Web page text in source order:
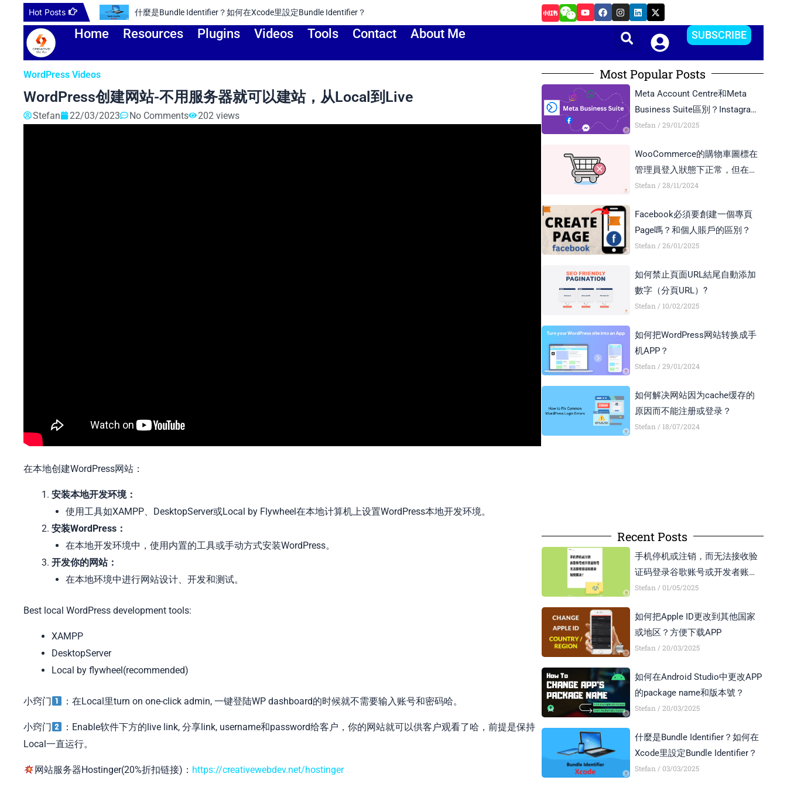
content
Hot Posts 如何驗證網站的所有權？（Google Developer Account） 發佈應用程式APP，如何設計專業
Y
o
u
e
F
a
c
o
k
I
n
s
t
a
r
a
m
L
i
n
i
X
-
t
w
i
t
t
e
r
Home Resources Plugins Videos Tools Contact About Me SUBSCRIBE
WordPress Videos
WordPress创建网站-不用服务器就可以建站，从Local到Live
Stefan 22/03/2023 No Comments 202 views
在本地创建WordPress网站：
安装本地开发环境：
使用工具如XAMPP、DesktopServer或Local by Flywheel在本地计算机上设置WordPress本地开发环境。
安装WordPress：
在本地开发环境中，使用内置的工具或手动方式安装WordPress。
开发你的网站：
在本地环境中进行网站设计、开发和测试。
Best local WordPress development tools:
XAMPP
DesktopServer
Local by flywheel(recommended)
小窍门 ：在Local里turn on one-click admin, 一键登陆WP dashboard的时候就不需要输入账号和密码哈。
小窍门
：Enable软件下方的live link, 分享link, username和password给客户，你的网站就可以供客户观看了哈，前提是保持
Local一直运行。
网站服务器Hostinger(20%折扣链接)： https://creativewebdev.net/hostinger
Most Popular Posts
Meta Account Centre和Meta
Business Suite區別？Instagram
Business Account和Creator
Stefan 29/01/2025
WooCommerce的購物車圖標在
管理員登入狀態下正常，但在訪
客模式下顯示異常，如何解決？
Stefan 28/11/2024
Facebook必須要創建一個專頁
Page嗎？和個人賬戶的區別？
Stefan 26/01/2025
如何禁止頁面URL結尾自動添加
數字（分頁URL）?
Stefan 10/02/2025
如何把WordPress网站转换成手
机APP？
Stefan 29/01/2024
如何解决网站因为cache缓存的
原因而不能注册或登录？
Stefan 18/07/2024
Recent Posts
手机停机或注销，而无法接收验
证码登录谷歌账号或开发者账号
怎么办？
Stefan 01/05/2025
如何把Apple ID更改到其他国家
或地区？方便下载APP
Stefan 20/03/2025
如何在Android Studio中更改APP
的package name和版本號？
Stefan 20/03/2025
什麼是Bundle Identifier？如何在
Xcode里設定Bundle Identifier？
Stefan 03/03/2025